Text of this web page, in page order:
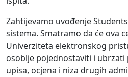
Zahtijevamo uvođenje
sistema. Smatramo da će ova
Univerziteta elektronskog
osoblje pojednostaviti i ubrzati
upisa, ocjena i niza drugih